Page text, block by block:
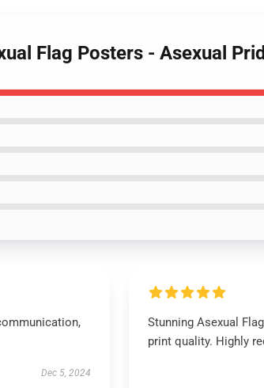
Flag Posters - Asexual
Dec 5, 2024
Stunning Asexual
print quality. Highly